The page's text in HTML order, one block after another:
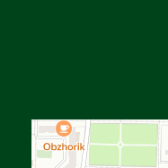
Яндекс Карталар —